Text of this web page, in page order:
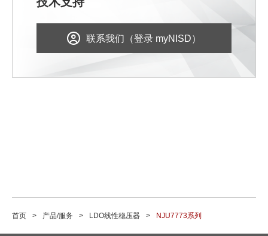
联系我们（登录 myNISD）
首页 产品/服务 LDO线性稳压器 NJU7773系列